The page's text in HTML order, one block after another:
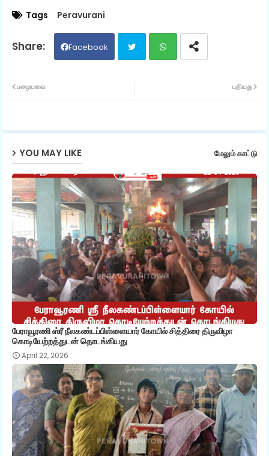
Tags Peravurani
Facebook
ap
புதியது
பழையவை
YOU MAY LIKE மேலும் காட்டு
பேராவூரணி ஸ்ரீ நீலகண்டப்பிள்ளையார் கோயில் சித்திரை திருவிழா
கொடியேற்றத்துடன் தொடங்கியது
April 22, 2026